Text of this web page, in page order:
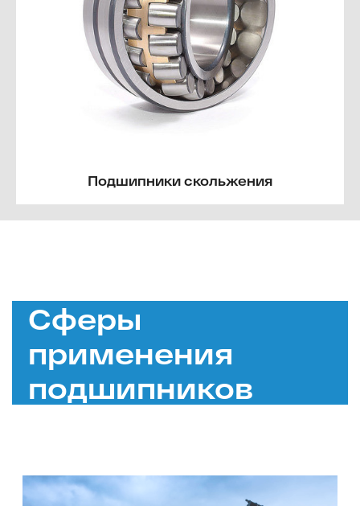
Подшипники скольжения
Сферы
применения
подшипников